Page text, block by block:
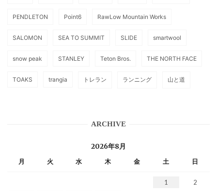
PENDLETON Point6 RawLow Mountain Works
SALOMON SEA TO SUMMIT SLIDE smartwool
snow peak STANLEY Teton Bros. THE NORTH FACE
TOAKS trangia トレラン ランニング 山と道
ARCHIVE
2026年8月
月 火 水 木 金 土 日
1
2